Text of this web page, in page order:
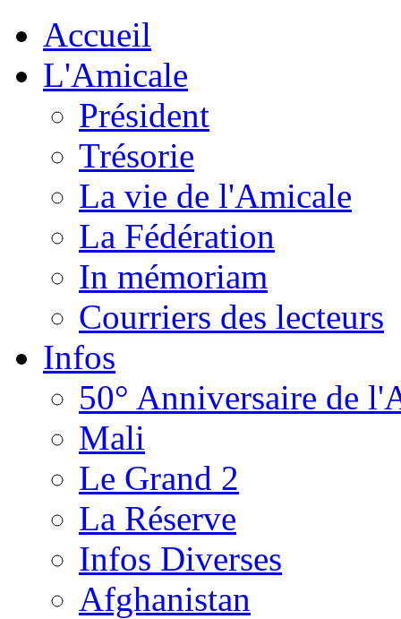
Accueil
L'Amicale
Président
Trésorie
La vie de l'Amicale
La Fédération
In mémoriam
Courriers des lecteurs
Infos
50° Anniversaire de
Mali
Le Grand 2
La Réserve
Infos Diverses
Afghanistan